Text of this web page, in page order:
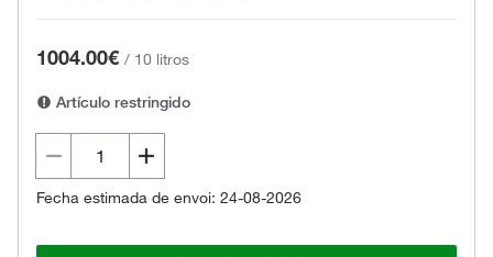
1004.00€ / 10 litros
Artículo restringido
Fecha estimada de envoi: 24-08-2026